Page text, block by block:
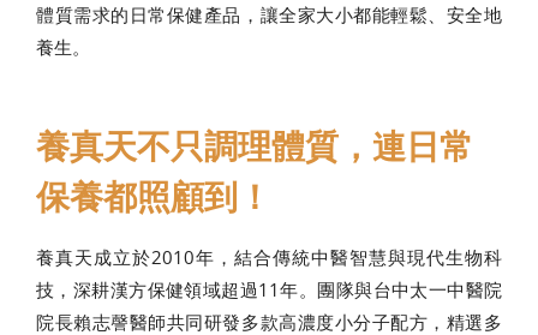
體質需求的日常保健產品，讓全家大小都能輕鬆、安全地
養生。
養真天不只調理體質，連日常
保養都照顧到！
養真天成立於2010年，結合傳統中醫智慧與現代生物科
技，深耕漢方保健領域超過11年。團隊與台中太一中醫院
院長賴志謦醫師共同研發多款高濃度小分子配方，精選多